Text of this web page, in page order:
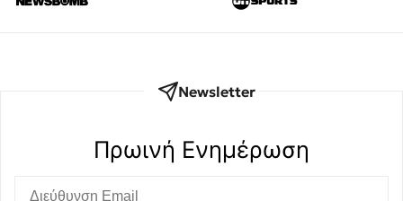
Newsletter
Πρωινή Eνημέρωση